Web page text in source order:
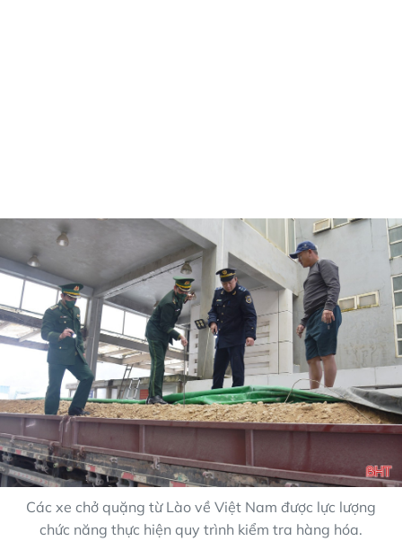
Các xe chở quặng từ Lào về Việt Nam được lực lượng
chức năng thực hiện quy trình kiểm tra hàng hóa.